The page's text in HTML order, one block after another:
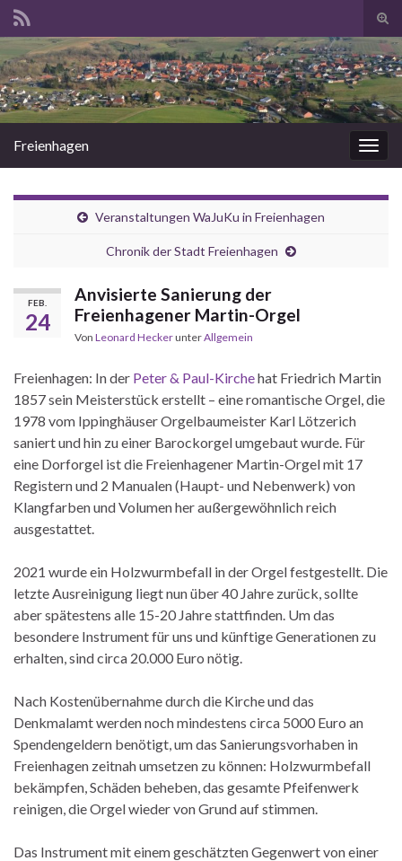
Search for:
Freienhagen
Veranstaltungen WaJuKu in Freienhagen
Chronik der Stadt Freienhagen
FEB.
24
Anvisierte Sanierung der
Freienhagener Martin-Orgel
Von Leonard HeckerunterAllgemein
Freienhagen: In der Peter & Paul-Kirchehat Friedrich Martin
1857 sein Meisterstück erstellt – eine romantische Orgel, die
1978 vom Ippinghäuser Orgelbaumeister Karl Lötzerich
saniert und hin zu einer Barockorgel umgebaut wurde. Für
eine Dorforgel ist die Freienhagener Martin-Orgel mit 17
Registern und 2 Manualen (Haupt- und Nebenwerk) von
Klangfarben und Volumen her außergewöhnlich reich
ausgestattet.
2021 wurde ein Holzwurmbefall in der Orgel festgestellt. Die
letzte Ausreinigung liegt nun über 40 Jahre zurück, sollte
aber spätestens alle 15-20 Jahre stattfinden. Um das
besondere Instrument für uns und künftige Generationen zu
erhalten, sind circa 20.000 Euro nötig.
Nach Kostenübernahme durch die Kirche und das
Denkmalamt werden noch mindestens circa 5000 Euro an
Spendengeldern benötigt, um das Sanierungsvorhaben in
Freienhagen zeitnah umsetzen zu können: Holzwurmbefall
bekämpfen, Schäden beheben, das gesamte Pfeifenwerk
reinigen, die Orgel wieder von Grund auf stimmen.
Das Instrument mit einem geschätzten Gegenwert von einer